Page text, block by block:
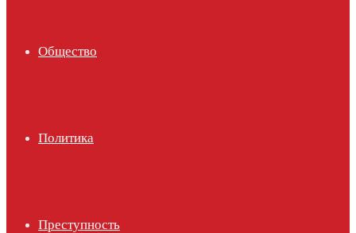
Общество
Политика
Преступность